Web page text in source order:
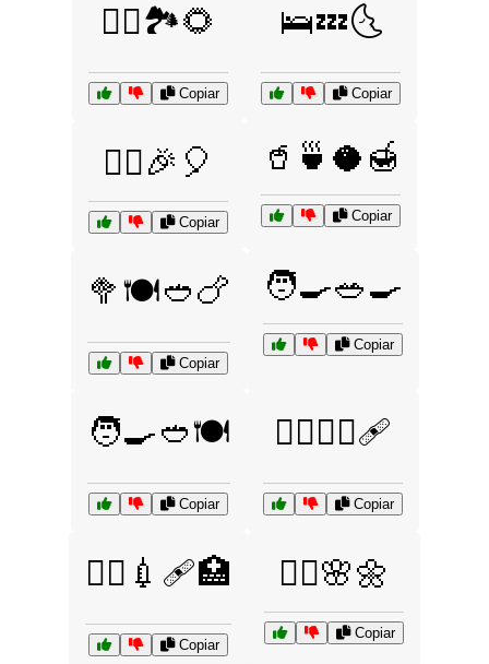
🚶‍♂️🏞️🌻
Copiar
🛌💤🌜
Copiar
🤸‍♀️🎉🎈
Copiar
🥤🍵🥥🍯
Copiar
🥦🍽️🥙🍗
Copiar
🧑‍🍳🥗🍳
Copiar
🧑‍🍳🥙🍽️
Copiar
🧑‍⚕️👩‍⚕️🩹
Copiar
🧑‍⚕️💉🩹🏥
Copiar
🧘‍♀️🌸🌼
Copiar